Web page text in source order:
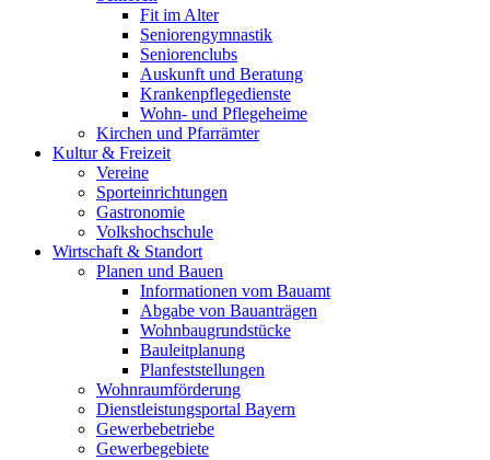
Fit im Alter
Seniorengymnastik
Seniorenclubs
Auskunft und Beratung
Krankenpflegedienste
Wohn- und Pflegeheime
Kirchen und Pfarrämter
Kultur & Freizeit
Vereine
Sporteinrichtungen
Gastronomie
Volkshochschule
Wirtschaft & Standort
Planen und Bauen
Informationen vom Bauamt
Abgabe von Bauanträgen
Wohnbaugrundstücke
Bauleitplanung
Planfeststellungen
Wohnraumförderung
Dienstleistungsportal Bayern
Gewerbebetriebe
Gewerbegebiete